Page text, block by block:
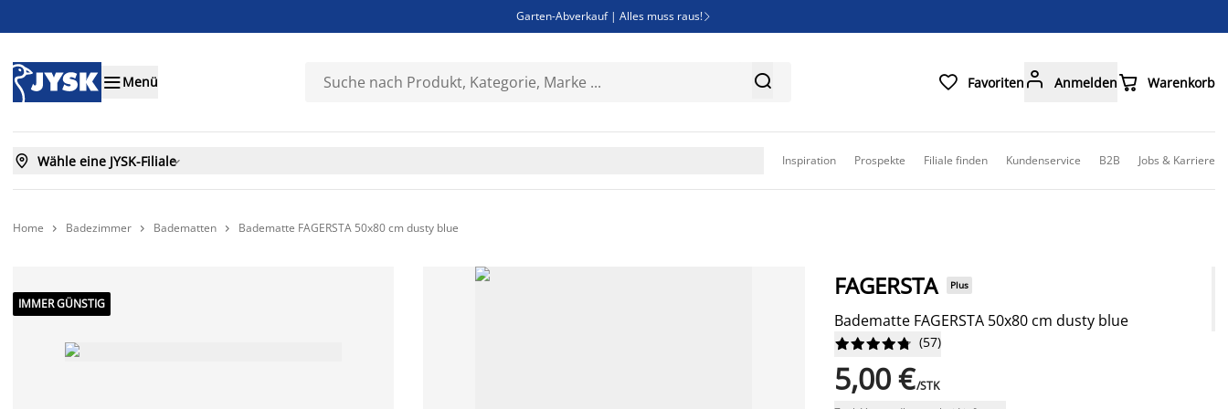
Garten-Abverkauf | Alles muss raus! 
Bist du Unternehmer? Entdecke JYSK-B2B
Menü   Favoriten  Anmelden Warenkorb
 Wähle eine JYSK-Filiale Inspiration Prospekte Filiale finden Kundenservice B2B Jobs & Karriere
Home  Badezimmer  Badematten  Badematte FAGERSTA 50x80 cm dusty blue
IMMER GÜNSTIG
FAGERSTA Plus
Badematte FAGERSTA 50x80 cm dusty blue





 (57)
5,00 €/STK